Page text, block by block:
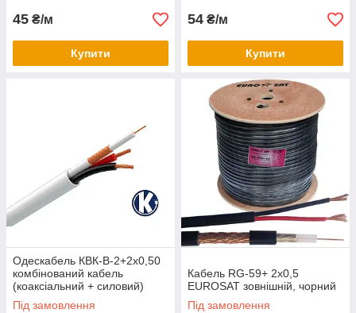
45 ₴/м
Купити
54 ₴/м
Купити
Одескабель КВК-В-2+2х0,50
комбінований кабель
(коаксіальний + силовий)
внутрішній
Під замовлення
Кабель RG-59+ 2х0,5
EUROSAT зовнішній, чорний
Під замовлення